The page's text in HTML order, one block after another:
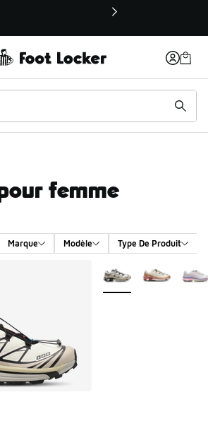
fenêtre
femme
Marque Modèle Type De Produit
Plus de couleurs